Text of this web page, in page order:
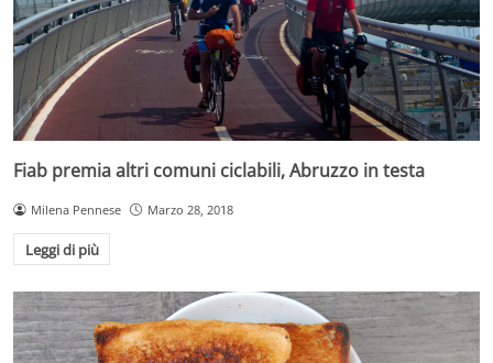
Fiab premia altri comuni ciclabili, Abruzzo in testa
Milena Pennese Marzo 28, 2018
Leggi di più